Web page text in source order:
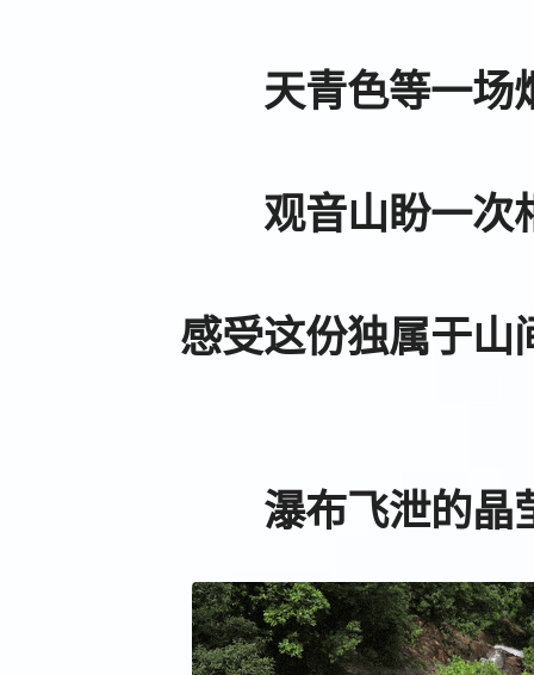
天青色等一场
观音山盼一次
感受这份独属于山
瀑布飞泄的晶